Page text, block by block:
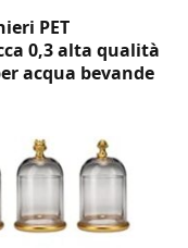
PET
0,3 alta qualità
acqua bevande